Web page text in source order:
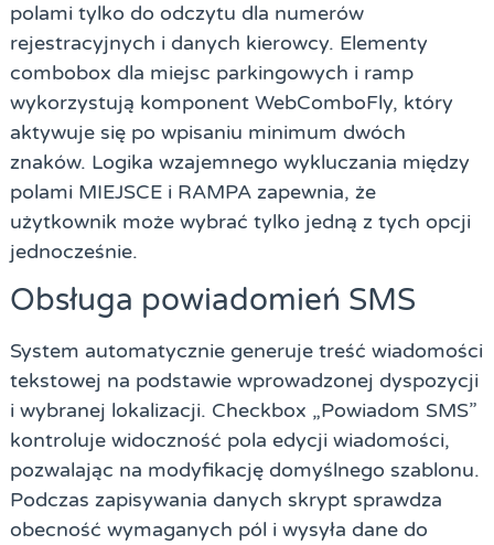
polami tylko do odczytu dla numerów
rejestracyjnych i danych kierowcy. Elementy
combobox dla miejsc parkingowych i ramp
wykorzystują komponent WebComboFly, który
aktywuje się po wpisaniu minimum dwóch
znaków. Logika wzajemnego wykluczania między
polami MIEJSCE i RAMPA zapewnia, że
użytkownik może wybrać tylko jedną z tych opcji
jednocześnie.
Obsługa powiadomień SMS
System automatycznie generuje treść wiadomości
tekstowej na podstawie wprowadzonej dyspozycji
i wybranej lokalizacji. Checkbox „Powiadom SMS”
kontroluje widoczność pola edycji wiadomości,
pozwalając na modyfikację domyślnego szablonu.
Podczas zapisywania danych skrypt sprawdza
obecność wymaganych pól i wysyła dane do